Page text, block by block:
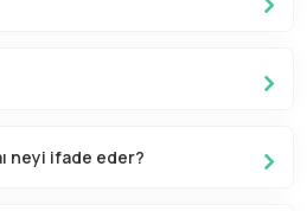
neyi ifade eder?